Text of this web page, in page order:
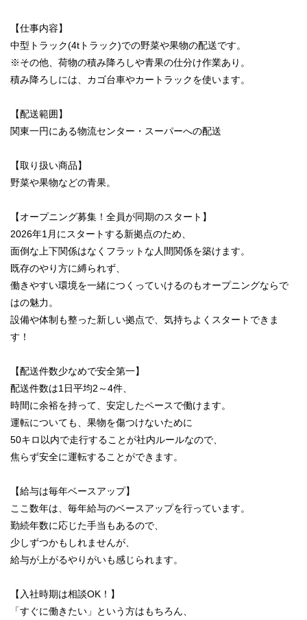
【仕事内容】
中型トラック(4tトラック)での野菜や果物の配送です。
※その他、荷物の積み降ろしや青果の仕分け作業あり。
積み降ろしには、カゴ台車やカートラックを使います。
【配送範囲】
関東一円にある物流センター・スーパーへの配送
【取り扱い商品】
野菜や果物などの青果。
【オープニング募集！全員が同期のスタート】
2026年1月にスタートする新拠点のため、
面倒な上下関係はなくフラットな人間関係を築けます。
既存のやり方に縛られず、
働きやすい環境を一緒につくっていけるのもオープニングならで
はの魅力。
設備や体制も整った新しい拠点で、気持ちよくスタートできま
す！
【配送件数少なめで安全第一】
配送件数は1日平均2～4件、
時間に余裕を持って、安定したペースで働けます。
運転についても、果物を傷つけないために
50キロ以内で走行することが社内ルールなので、
焦らず安全に運転することができます。
【給与は毎年ベースアップ】
ここ数年は、毎年給与のベースアップを行っています。
勤続年数に応じた手当もあるので、
少しずつかもしれませんが、
給与が上がるやりがいも感じられます。
【入社時期は相談OK！】
「すぐに働きたい」という方はもちろん、